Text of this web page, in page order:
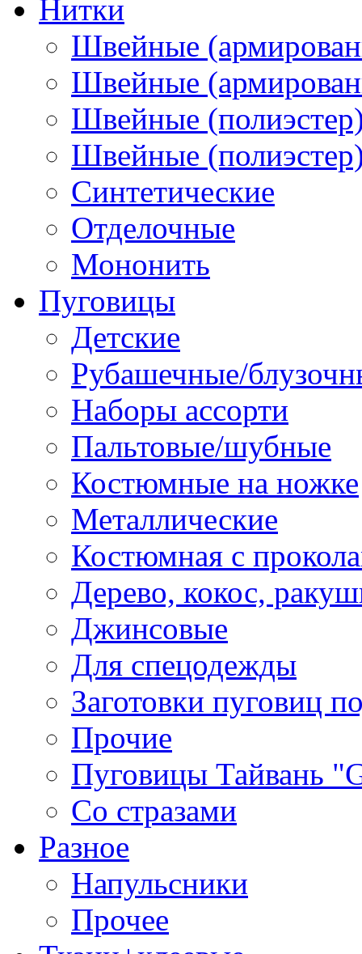
Нитки
Швейные
Швейные
Швейные
Швейные
Синтетические
Отделочные
Мононить
Пуговицы
Детские
Рубашечные/
Наборы ассорти
Пальтовые/шубные
Костюмные на ножке
Металлические
Костюмная с
Дерево, кокос,
Джинсовые
Для спецодежды
Заготовки пуговиц
Прочие
Пуговицы Тайвань
Со стразами
Разное
Напульсники
Прочее